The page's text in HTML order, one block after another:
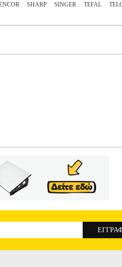
SHARP SINGER TEFAL
πιο υγιεινά και
κάδο για να καθαρίζεται
ψησίματος. - Τεχνολογία
θερμοστάτης, για
80°C - 200°C. - Ρυθμιζόμενος